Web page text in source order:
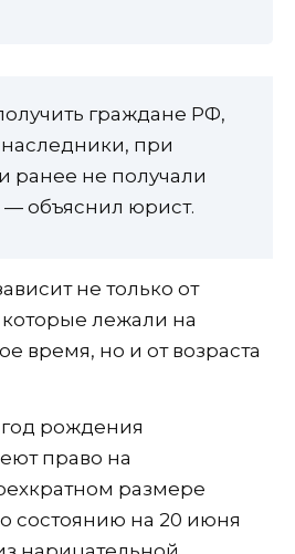
граждане РФ,
при
ранее не получали
объяснил юрист.
не только от
лежали на
время, но и от возраста
рождения
право на
размере
состоянию на 20 июня